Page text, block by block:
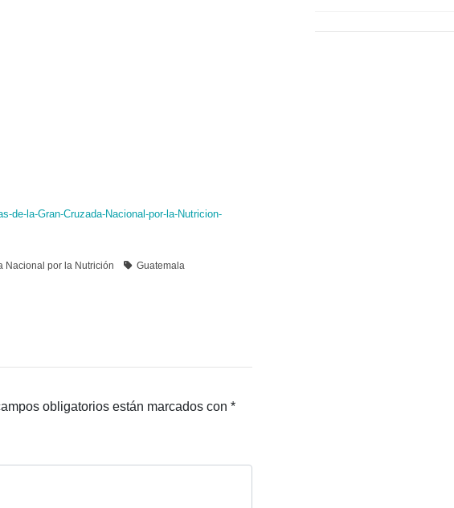
de-la-Gran-Cruzada-Nacional-por-la-Nutricion-
Nacional por la Nutrición
Guatemala
obligatorios están marcados con *